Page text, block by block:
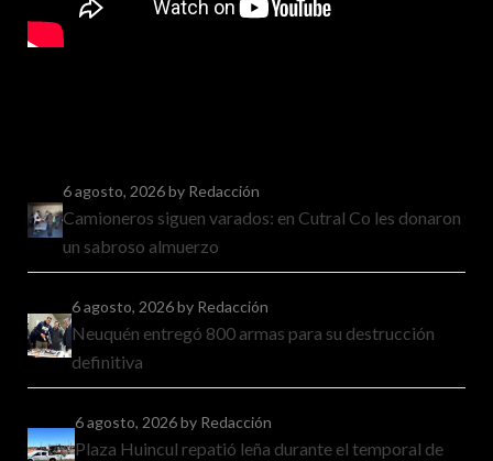
6 agosto, 2026by Redacción
Camioneros siguen varados: en Cutral Co les donaron
un sabroso almuerzo
6 agosto, 2026by Redacción
Neuquén entregó 800 armas para su destrucción
definitiva
6 agosto, 2026by Redacción
Plaza Huincul repatió leña durante el temporal de